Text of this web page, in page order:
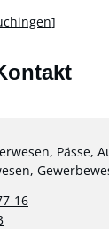
Pässe,
16